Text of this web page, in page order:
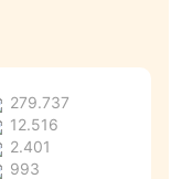
279.737
12.516
2.401
993